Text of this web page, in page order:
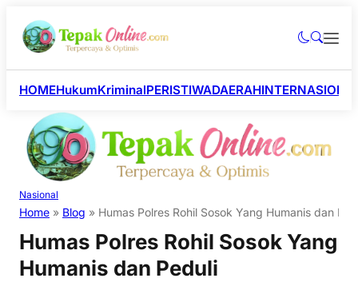
HOMEHukumKriminalPERISTIWADAERAH
Nasional
Home » Blog » Humas Polres Rohil Sosok Yang Humanis dan
Humas Polres Rohil Sosok Yang
Humanis dan Peduli